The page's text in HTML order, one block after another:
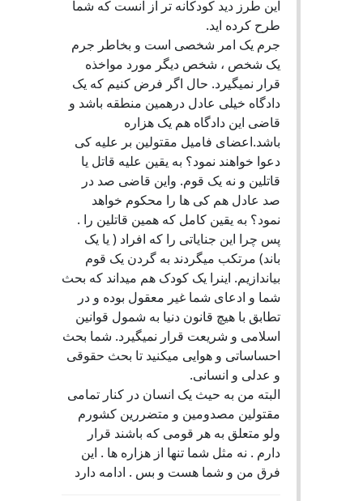
این طرز دید کودکانه تر از آنست که شما
طرح کرده اید.
جرم یک امر شخصی است و بخاطر جرم
یک شخص ، شخص دیگر مورد مواخذه
قرار نمیگیرد. حال اگر فرض کنیم که یک
دادگاه خیلی عادل درهمین منطقه باشد و
قاضی این دادگاه هم یک هزاره
باشد.اعضای فامیل مقتولین بر علیه کی
دعوا خواهند نمود؟ به یقین علیه قاتل یا
قاتلین و نه یک قوم. واین قاضی صد در
صد عادل هم کی ها را محکوم خواهد
نمود؟ به یقین کامل که همین قاتلین را .
پس چرا این جنایاتی را که افراد ( یا یک
باند) مرتکب میگردند به گردن یک قوم
بیاندازیم. اینرا یک کودک هم میداند که بحث
شما و ادعای شما غیر معقول بوده و در
تطابق با هیچ قانون دنیا به شمول قوانین
اسلامی و شریعت قرار نمیگیرد. شما بحث
احساساتی و هوایی میکنید تا بحث حقوقی
و عدلی و انسانی.
البته من به حیث یک انسان در کنار تمامی
مقتولین مصدومین و متضررین کشورم
ولو متعلق به هر قومی که باشند قرار
دارم . نه مثل شما تنها از هزاره ها . این
فرق من و شما هست و بس . ادامه دارد